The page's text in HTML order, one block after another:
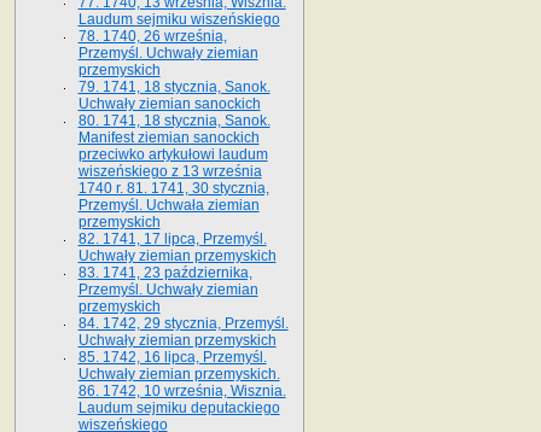
Laudum sejmiku wiszeńskiego
78. 1740, 26 września,
Przemyśl. Uchwały ziemian
przemyskich
79. 1741, 18 stycznia, Sanok.
Uchwały ziemian sanockich
80. 1741, 18 stycznia, Sanok.
Manifest ziemian sanockich
przeciwko artykułowi laudum
wiszeńskiego z 13 wrze­śnia
1740 r. 81. 1741, 30 stycznia,
Przemyśl. Uchwała ziemian
przemyskich
82. 1741, 17 lipca, Przemyśl.
Uchwały ziemian przemyskich
83. 1741, 23 października,
Przemyśl. Uchwały ziemian
przemyskich
84. 1742, 29 stycznia, Przemyśl.
Uchwały ziemian przemyskich
85. 1742, 16 lipca, Przemyśl.
Uchwały ziemian przemyskich.
86. 1742, 10 września, Wisznia.
Laudum sejmiku deputackiego
wiszeńskiego